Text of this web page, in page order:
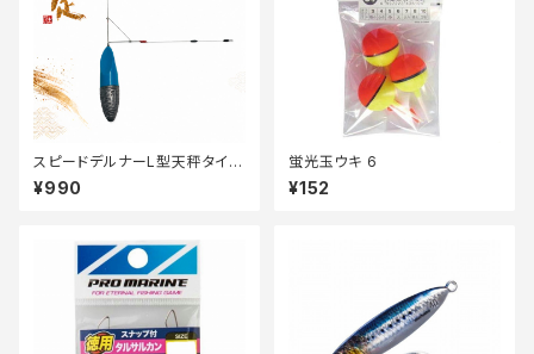
スピードデルナーL型天秤タイプ
03 25【篭定】
¥990
蛍光玉ウキ 6
¥152